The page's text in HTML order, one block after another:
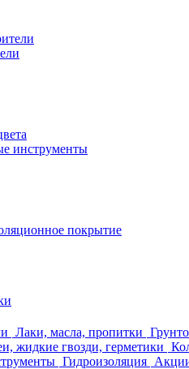
инструменты
покрытие
Лаки, масла, пропитки
жидкие гвозди, герметики
Гидроизоляция